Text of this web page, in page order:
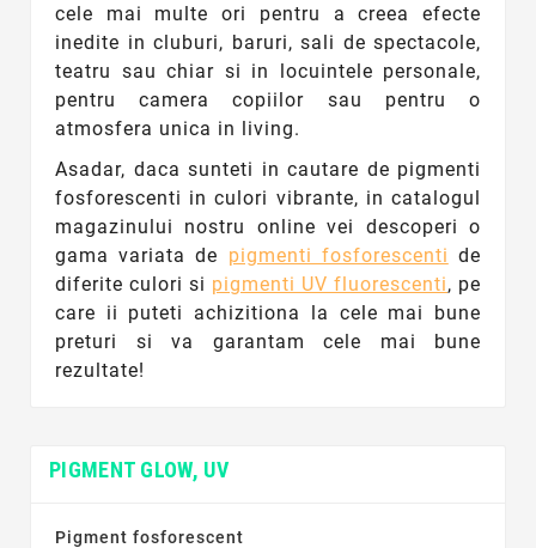
cele mai multe ori pentru a creea efecte
inedite in cluburi, baruri, sali de spectacole,
teatru sau chiar si in locuintele personale,
pentru camera copiilor sau pentru o
atmosfera unica in living.
Asadar, daca sunteti in cautare de pigmenti
fosforescenti in culori vibrante, in catalogul
magazinului nostru online vei descoperi o
gama variata de pigmenti fosforescenti de
diferite culori si pigmenti UV fluorescenti, pe
care ii puteti achizitiona la cele mai bune
preturi si va garantam cele mai bune
rezultate!
PIGMENT GLOW, UV
Pigment fosforescent